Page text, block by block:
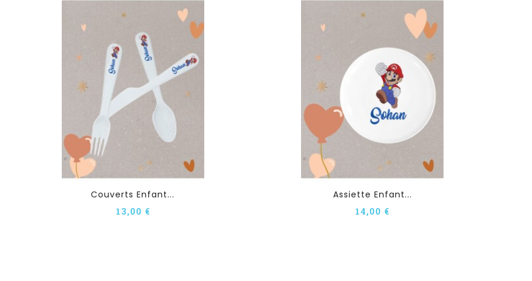
Couverts Enfant...
13,00 €
Assiette Enfant...
14,00 €